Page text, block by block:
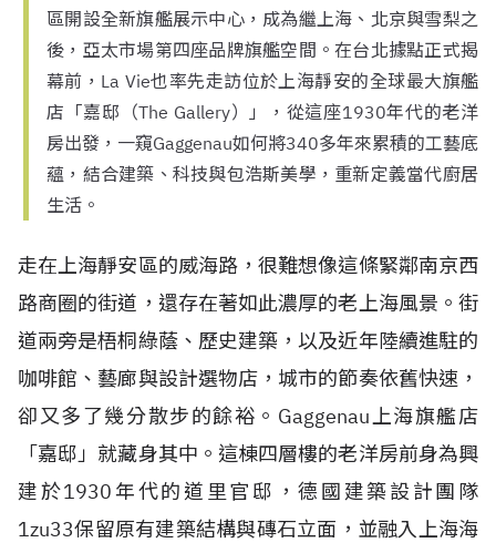
區開設全新旗艦展示中心，成為繼上海、北京與雪梨之
後，亞太市場第四座品牌旗艦空間。在台北據點正式揭
幕前，La Vie也率先走訪位於上海靜安的全球最大旗艦
店「嘉邸（The Gallery）」，從這座1930年代的老洋
房出發，一窺Gaggenau如何將340多年來累積的工藝底
蘊，結合建築、科技與包浩斯美學，重新定義當代廚居
生活。
走在上海靜安區的威海路，很難想像這條緊鄰南京西
路商圈的街道，還存在著如此濃厚的老上海風景。街
道兩旁是梧桐綠蔭、歷史建築，以及近年陸續進駐的
咖啡館、藝廊與設計選物店，城市的節奏依舊快速，
卻又多了幾分散步的餘裕。Gaggenau上海旗艦店
「嘉邸」就藏身其中。這棟四層樓的老洋房前身為興
建於1930年代的道里官邸，德國建築設計團隊
1zu33保留原有建築結構與磚石立面，並融入上海海